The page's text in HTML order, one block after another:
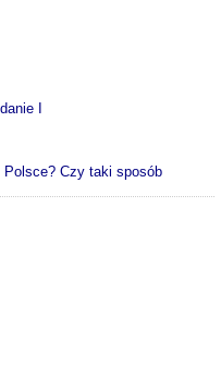
I
Polsce? Czy taki sposób